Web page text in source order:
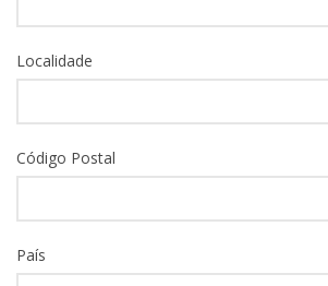
Localidade
Código Postal
País